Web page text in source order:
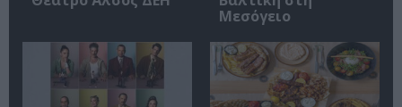
Μεσόγειο